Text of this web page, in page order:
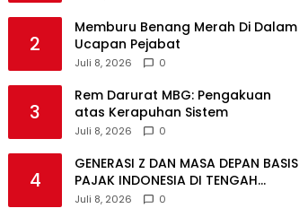
2
Memburu Benang Merah Di Dalam
Ucapan Pejabat
Juli 8, 2026 0
3
Rem Darurat MBG: Pengakuan
atas Kerapuhan Sistem
Juli 8, 2026 0
4
GENERASI Z DAN MASA DEPAN BASIS
PAJAK INDONESIA DI TENGAH
DISRUPSI GLOBAL
Juli 8, 2026 0